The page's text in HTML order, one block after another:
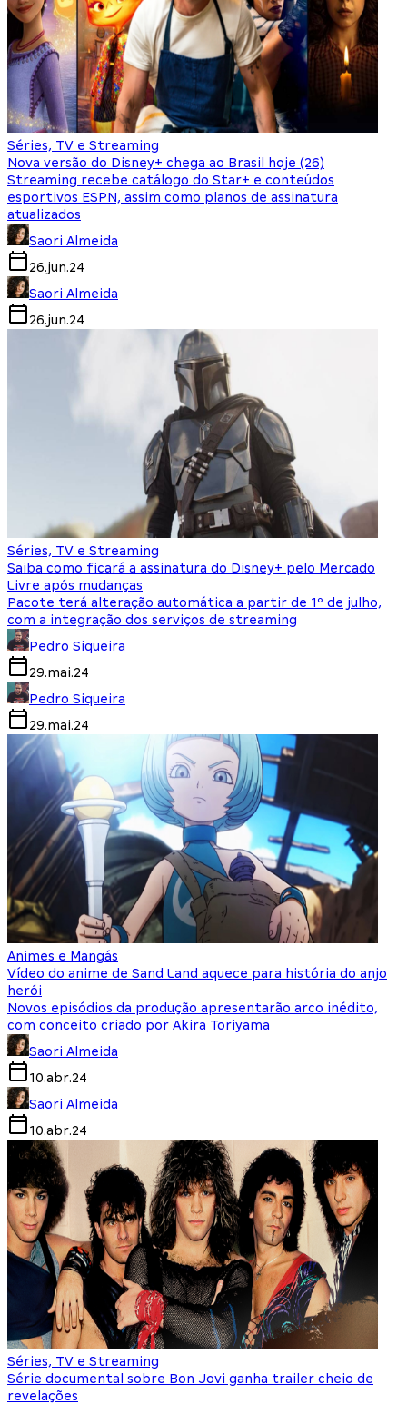
Séries, TV e Streaming
Nova versão do Disney+ chega ao Brasil hoje (26)
Streaming recebe catálogo do Star+ e conteúdos
esportivos ESPN, assim como planos de assinatura
atualizados
Saori Almeida
26.jun.24
Saori Almeida
26.jun.24
Séries, TV e Streaming
Saiba como ficará a assinatura do Disney+ pelo Mercado
Livre após mudanças
Pacote terá alteração automática a partir de 1º de julho,
com a integração dos serviços de streaming
Pedro Siqueira
29.mai.24
Pedro Siqueira
29.mai.24
Animes e Mangás
Vídeo do anime de Sand Land aquece para história do anjo
herói
Novos episódios da produção apresentarão arco inédito,
com conceito criado por Akira Toriyama
Saori Almeida
10.abr.24
Saori Almeida
10.abr.24
Séries, TV e Streaming
Série documental sobre Bon Jovi ganha trailer cheio de
revelações